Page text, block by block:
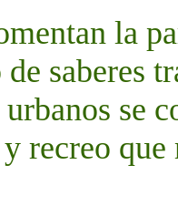
la
saberes
se
recreo